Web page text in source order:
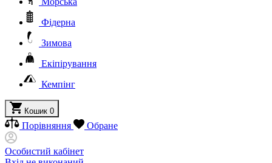
Фідерна
Зимова
Екіпірування
Кемпінг
Кошик 0
Порівняння Обране
Особистий кабінет